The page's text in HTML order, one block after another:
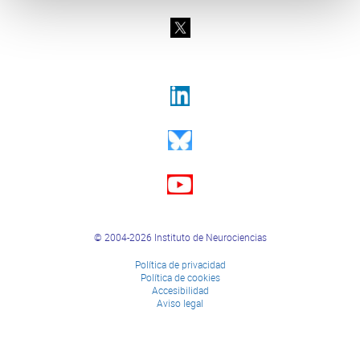
© 2004-2026 Instituto de Neurociencias
Política de privacidad
Política de cookies
Accesibilidad
Aviso legal